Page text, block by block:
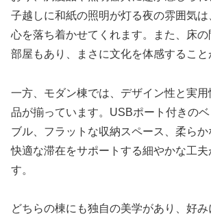
子越しに和紙の照明が灯る夜の雰囲気
心を落ち着かせてくれます。また、床
部屋もあり、まさに文化を体感すること
一方、モダン棟では、デザイン性と実
品が揃っています。USBポート付きの
ブル、フラットな収納スペース、柔らか
快適な滞在をサポートする細やかな工夫
す。
どちらの棟にも独自の美学があり、好